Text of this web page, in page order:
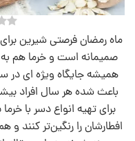
ماه رمضان فرصتی شیرین
صمیمانه است و خرما هم به‌
همیشه جایگاه ویژه‌ ای در
باعث شده هر سال افراد
برای تهیه انواع دسر با
افطارشان را رنگین‌تر کنند